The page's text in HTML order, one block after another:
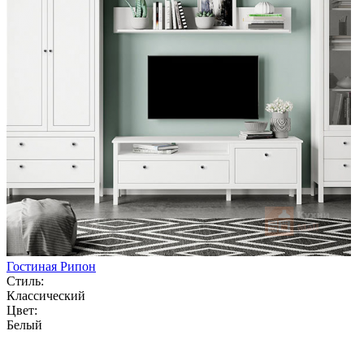
Гостиная Рипон
Стиль:
Классический
Цвет:
Белый